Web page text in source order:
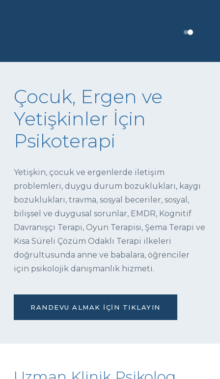
Çocuk, Ergen ve
Yetişkinler İçin
Psikoterapi
Yetişkin, çocuk ve ergenlerde iletişim
problemleri, duygu durum bozuklukları, kaygı
bozuklukları, travma, sosyal beceriler, sosyal,
bilişsel ve duygusal sorunlar, EMDR, Kognitif
Davranışçı Terapi, Oyun Terapisi, Şema Terapi ve
Kısa Süreli Çözüm Odaklı Terapi ilkeleri
doğrultusunda anne ve babalara, öğrenciler
için psikolojik danışmanlık hizmeti.
RANDEVU ALMAK İÇIN TIKLAYIN